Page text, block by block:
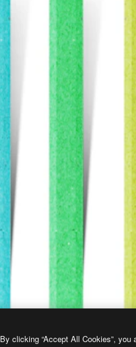
By clicking “Accept All Cookies”,